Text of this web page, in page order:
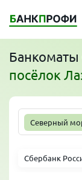
Банкоматы
посёлок
Сбербанк